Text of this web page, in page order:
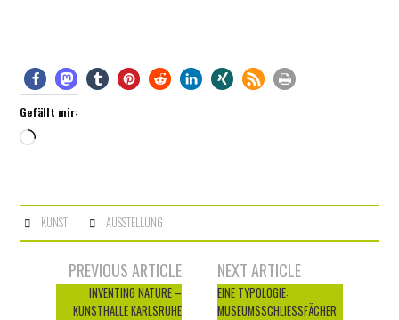
Gefällt mir:
Wird
KUNST AUSSTELLUNG
Artikel-
Navigation
PREVIOUS ARTICLE
INVENTING NATURE –
KUNSTHALLE KARLSRUHE
NEXT ARTICLE
EINE TYPOLOGIE:
MUSEUMSSCHLIESSFÄCHER